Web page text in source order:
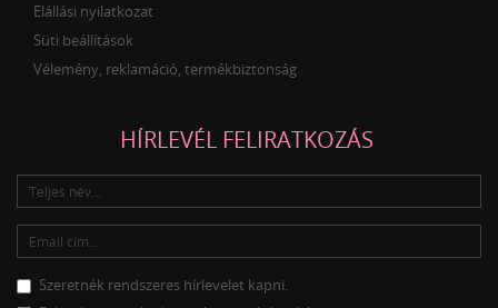
Elállási nyilatkozat
Süti beállítások
Vélemény, reklamáció, termékbiztonság
HÍRLEVÉL FELIRATKOZÁS
Szeretnék rendszeres hírlevelet kapni.